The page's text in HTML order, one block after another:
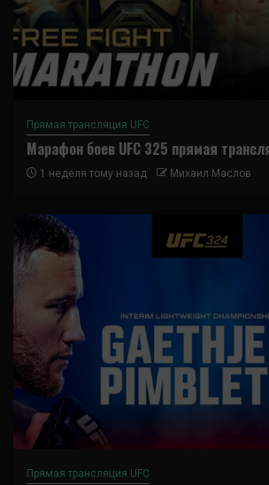
Прямая трансляция UFC
Марафон боев UFC 325 прямая
1 неделя тому назад Михаил Маслов
Прямая трансляция UFC